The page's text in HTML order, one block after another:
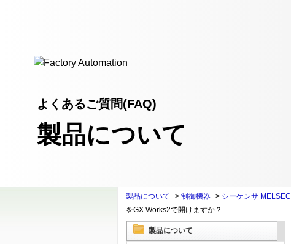
よくあるご質問(FAQ)
製品について
製品について > 制御機器 > シーケンサ MELSEC
をGX Works2で開けますか？
製品について